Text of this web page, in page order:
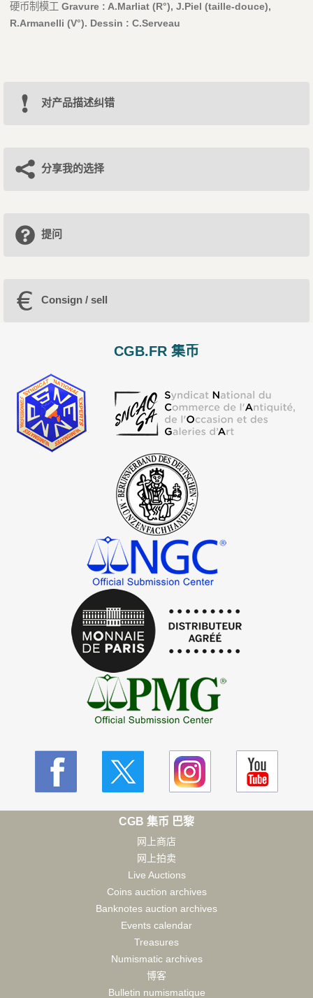
硬币制模工 Gravure : A.Marliat (R°), J.Piel (taille-douce),
R.Armanelli (V°). Dessin : C.Serveau
对产品描述纠错
分享我的选择
提问
Consign / sell
CGB.FR 集币
CGB 集币 巴黎
网上商店
网上拍卖
Live Auctions
Coins auction archives
Banknotes auction archives
Events calendar
Treasures
Numismatic archives
博客
Bulletin numismatique